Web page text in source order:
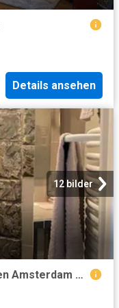
Details ansehen
12 bilder
Charming home in Aachen, Aachen Amsterdam Apartments for Rent